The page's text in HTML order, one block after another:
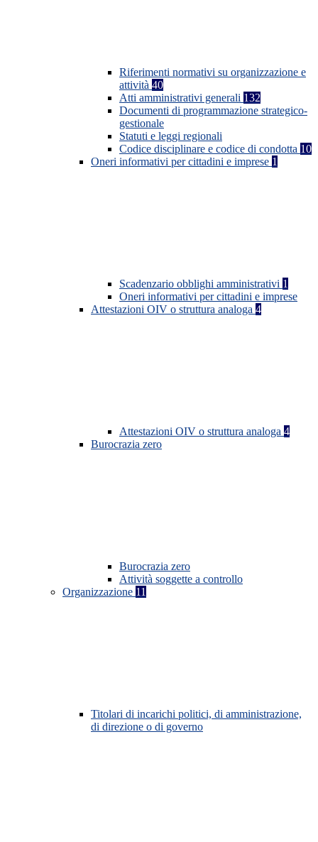
Riferimenti normativi su organizzazione e
attività 40
Atti amministrativi generali 132
Documenti di programmazione strategico-
gestionale
Statuti e leggi regionali
Codice disciplinare e codice di condotta 10
Oneri informativi per cittadini e imprese 1
Scadenzario obblighi amministrativi 1
Oneri informativi per cittadini e imprese
Attestazioni OIV o struttura analoga 4
Attestazioni OIV o struttura analoga 4
Burocrazia zero
Burocrazia zero
Attività soggette a controllo
Organizzazione 11
Titolari di incarichi politici, di amministrazione,
di direzione o di governo